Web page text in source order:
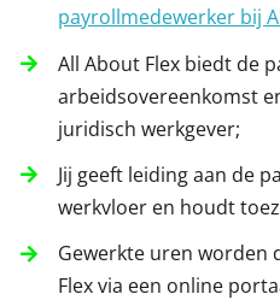
payrollmedewerker bij
All About Flex biedt de
arbeidsovereenkomst
juridisch werkgever;
Jij geeft leiding aan de
werkvloer en houdt
Gewerkte uren worden
Flex via een online